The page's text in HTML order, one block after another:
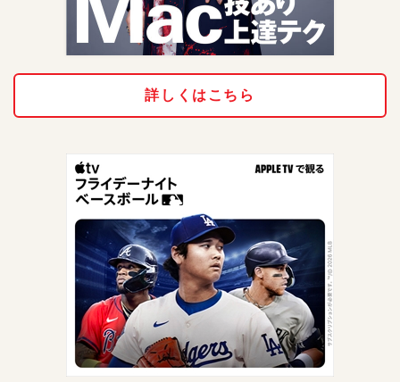
詳しくはこちら